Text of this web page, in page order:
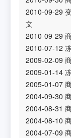
2010-09-29
文
2010-09-29
2010-07-12
2009-02-09
2009-01-14
2005-01-07
2004-09-30
2004-08-31
2004-08-10
2004-07-09